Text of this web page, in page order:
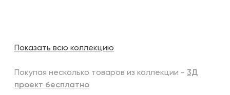
Показать всю коллекцию
Покупая несколько товаров из коллекции - 3Д
проект бесплатно